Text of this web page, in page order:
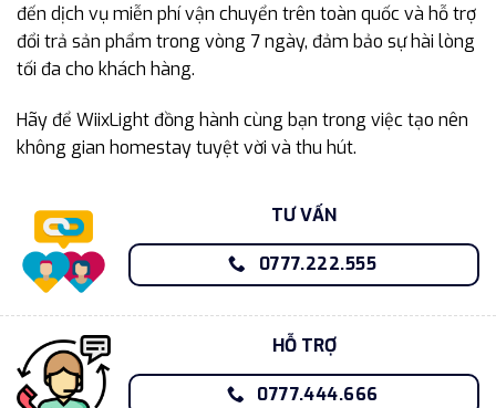
đến dịch vụ miễn phí vận chuyển trên toàn quốc và hỗ trợ
đổi trả sản phẩm trong vòng 7 ngày, đảm bảo sự hài lòng
tối đa cho khách hàng.
Hãy để WiixLight đồng hành cùng bạn trong việc tạo nên
không gian homestay tuyệt vời và thu hút.
TƯ VẤN
0777.222.555
HỖ TRỢ
0777.444.666